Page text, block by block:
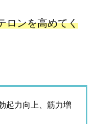
ロンを高めてく
起力向上、筋力増